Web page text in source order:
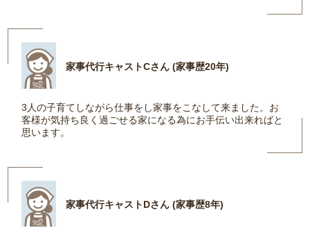
家事代行キャストCさん (家事歴20年)
3人の子育てしながら仕事をし家事をこなして来ました。お
客様が気持ち良く過ごせる家になる為にお手伝い出来ればと
思います。
家事代行キャストDさん (家事歴8年)